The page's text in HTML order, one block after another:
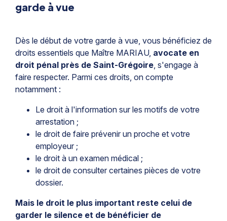
garde à vue
Dès le début de votre garde à vue, vous bénéficiez de
droits essentiels que Maître MARIAU, avocate en
droit pénal près de Saint-Grégoire, s'engage à
faire respecter. Parmi ces droits, on compte
notamment :
Le droit à l'information sur les motifs de votre
arrestation ;
le droit de faire prévenir un proche et votre
employeur ;
le droit à un examen médical ;
le droit de consulter certaines pièces de votre
dossier.
Mais le droit le plus important reste celui de
garder le silence et de bénéficier de